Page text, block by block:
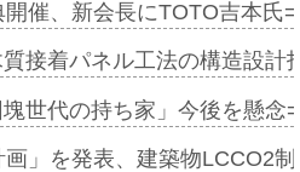
開催、新会長にTOTO吉本氏
接着パネル工法の構造設
世代の持ち家」今後を懸
画」を発表、建築物LCCO2